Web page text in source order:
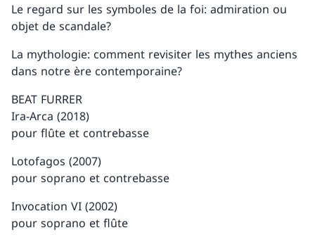
Le regard sur les symboles de la foi: admiration ou
objet de scandale?
La mythologie: comment revisiter les mythes anciens
dans notre ère contemporaine?
BEAT FURRER
Ira-Arca (2018)
pour flûte et contrebasse
Lotofagos (2007)
pour soprano et contrebasse
Invocation VI (2002)
pour soprano et flûte